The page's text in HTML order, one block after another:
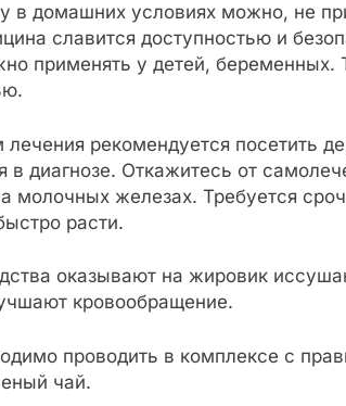
в домашних условиях можно, не
славится доступностью и
применять у детей,
рекомендуется посетить
в диагнозе. Откажитесь от
молочных железах. Требуется
расти.
оказывают на жировик
кровообращение.
проводить в комплексе с
чай.